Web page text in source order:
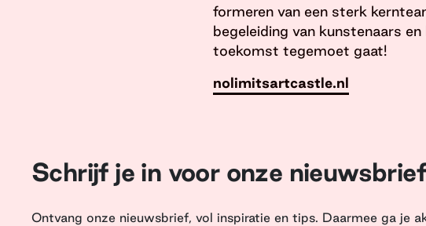
formeren van een sterk
begeleiding van kunstenaars
toekomst tegemoet gaat!
nolimitsartcastle.nl
Schrijf je in voor onze nieuwsbrief
Ontvang onze nieuwsbrief, vol inspiratie en tips. Daarmee ga je